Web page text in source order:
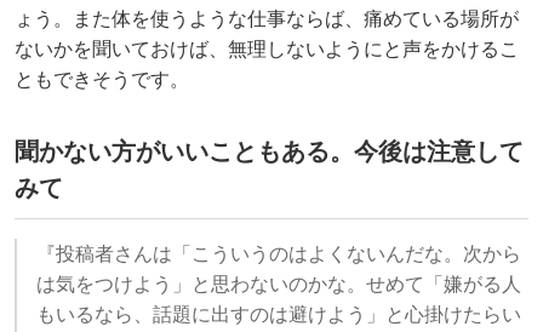
ょう。また体を使うような仕事ならば、痛めている場所が
ないかを聞いておけば、無理しないようにと声をかけるこ
ともできそうです。
聞かない方がいいこともある。今後は注意して
みて
『投稿者さんは「こういうのはよくないんだな。次から
は気をつけよう」と思わないのかな。せめて「嫌がる人
もいるなら、話題に出すのは避けよう」と心掛けたらい